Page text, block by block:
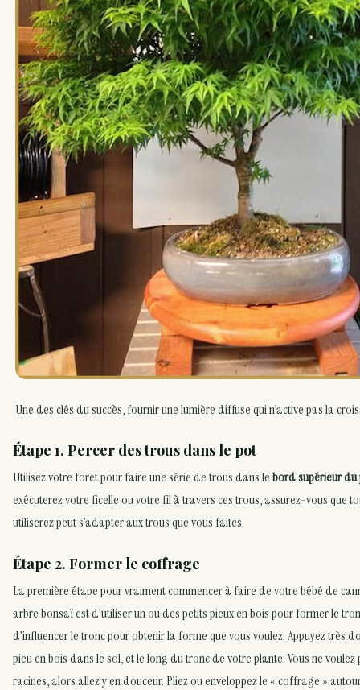
Une des clés du succès, fournir une lumière diffuse qui n’active pas la
Étape 1. Percer des trous dans le pot
Utilisez votre foret pour faire une série de trous dans lebord supérieur du
exécuterez votre ficelle ou votre fil à travers ces trous, assurez-vous que
utiliserez peut s’adapter aux trous que vous faites.
Étape 2. Former le coffrage
La première étape pour vraiment commencer à faire de votre bébé de
arbre bonsaï est d’utiliser un ou des petits pieux en bois pour former le
d’influencer le tronc pour obtenir la forme que vous voulez. Appuyez très
pieu en bois dans le sol, et le long du tronc de votre plante. Vous ne
racines, alors allez y en douceur. Pliez ou enveloppez le « coffrage »